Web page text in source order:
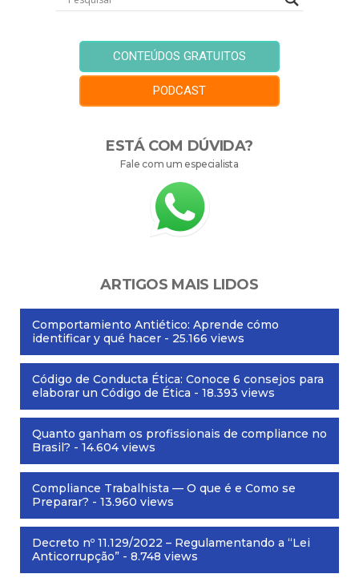
CONTEÚDOS GRATUITOS
PODCAST
ESTÁ COM DÚVIDA?
Fale com um especialista
ARTIGOS MAIS LIDOS
Comportamiento Antiético: Aprende cómo
identificar y qué hacer - 25.166 views
Código de Conducta Ética: Conoce 6 consejos para
elaborar un Código de Ética - 18.393 views
Quanto ganham os profissionais de compliance no
Brasil? - 14.604 views
Compliance Trabalhista — O que é e Como se
Preparar? - 13.960 views
Decreto nº 11.129/2022 – Regulamentando a “Lei
Anticorrupção” - 8.748 views